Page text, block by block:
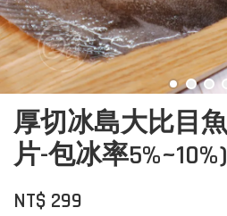
厚切冰島大比目
片-包冰率5%~10%)
NT$ 299